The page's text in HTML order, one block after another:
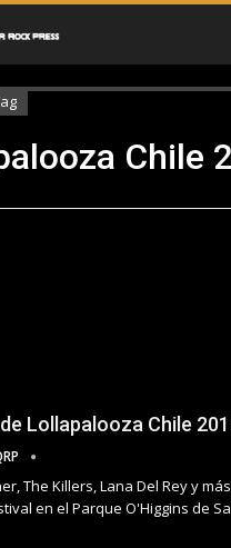
Chile
Lollapalooza Chile
The Killers, Lana Del Rey y
en el Parque O'Higgins de